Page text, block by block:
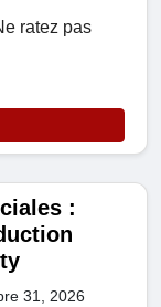
ratez pas
:
31, 2026